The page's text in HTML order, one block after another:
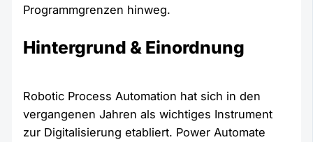
Programmgrenzen hinweg.
Hintergrund & Einordnung
Robotic Process Automation hat sich in den
vergangenen Jahren als wichtiges Instrument
zur Digitalisierung etabliert. Power Automate